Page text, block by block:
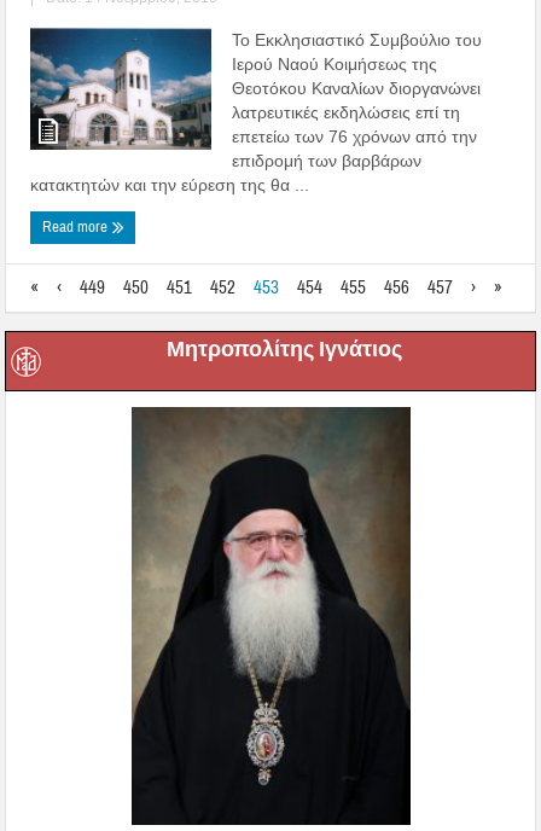
Το Εκκλησιαστικό Συμβούλιο του
Ιερού Ναού Κοιμήσεως της
Θεοτόκου Καναλίων διοργανώνει
λατρευτικές εκδηλώσεις επί τη
επετείω των 76 χρόνων από την
επιδρομή των βαρβάρων
κατακτητών και την εύρεση της θα ...
Read more
« ‹ 449 450 451 452 453 454 455 456 457 › »
Μητροπολίτης Ιγνάτιος